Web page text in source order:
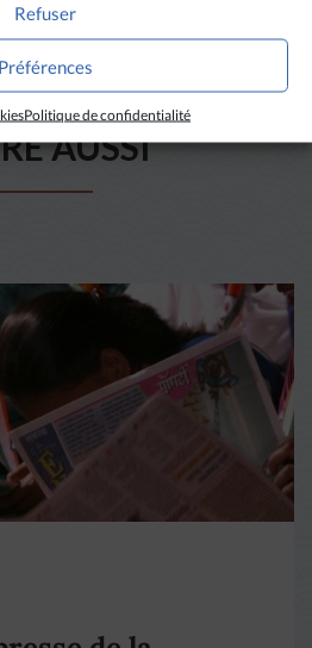
Refuser
Préférences
Politique de confidentialité
AUSSI